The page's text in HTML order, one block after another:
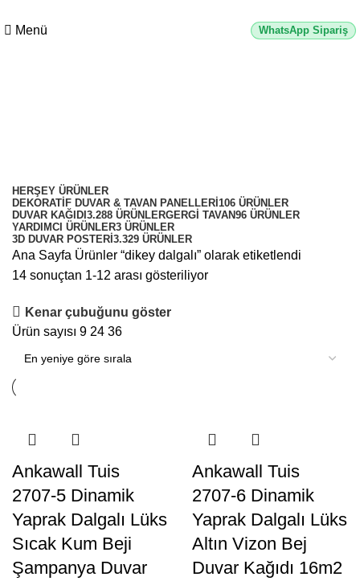
Menü
WhatsApp Sipariş
HERŞEY ÜRÜNLER
DEKORATIF DUVAR & TAVAN PANELLERI 106 ÜRÜNLER
DUVAR KAĞIDI 3.288 ÜRÜNLERGERGI TAVAN96 ÜRÜNLER
YARDIMCI ÜRÜNLER3 ÜRÜNLER
3D DUVAR POSTERI 3.329 ÜRÜNLER
Ana Sayfa Ürünler “dikey dalgalı” olarak etiketlendi
14 sonuçtan 1-12 arası gösteriliyor
Kenar çubuğunu göster
Ürün sayısı 9 24 36
Ankawall Tuis
2707-5 Dinamik
Yaprak Dalgalı Lüks
Sıcak Kum Beji
Şampanya Duvar
Ankawall Tuis
2707-6 Dinamik
Yaprak Dalgalı Lüks
Altın Vizon Bej
Duvar Kağıdı 16m2